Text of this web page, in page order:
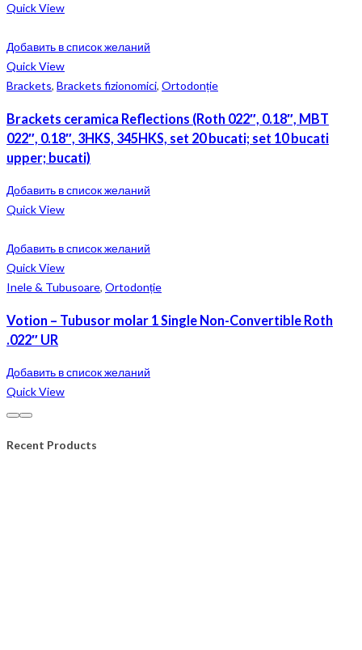
Quick View
Добавить в список желаний
Quick View
Brackets, Brackets fizionomici, Ortodonție
Brackets ceramica Reflections (Roth 022″, 0.18″, MBT
022″, 0.18″, 3HKS, 345HKS, set 20 bucati; set 10 bucati
upper; bucati)
Добавить в список желаний
Quick View
Добавить в список желаний
Quick View
Inele & Tubusoare, Ortodonție
Votion – Tubusor molar 1 Single Non-Convertible Roth
.022″ UR
Добавить в список желаний
Quick View
Recent Products